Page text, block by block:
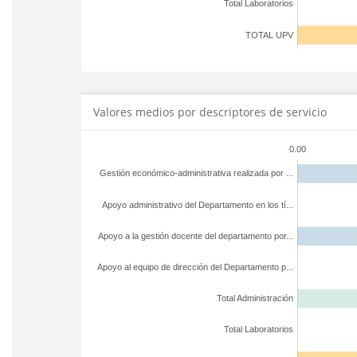
TOTAL UPV
Total Laboratorios
Valores medios por descriptores de servicio
0.00
Total Laboratorios
Total Administración
Apoyo al equipo de dirección del Departamento p...
Apoyo a la gestión docente del departamento por...
Apoyo administrativo del Departamento en los tí...
Gestión económico-administrativa realizada por ...